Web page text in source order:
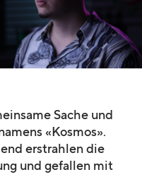
Sache und
«Kosmos».
erstrahlen die
und gefallen mit